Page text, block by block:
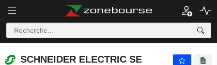
SCHNEIDER ELECTRIC SE
SCHNEIDER ELECTRIC SE